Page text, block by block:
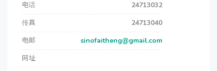
电话
24713032
传真
24713040
电邮
sinofaitheng@gmail.com
网址